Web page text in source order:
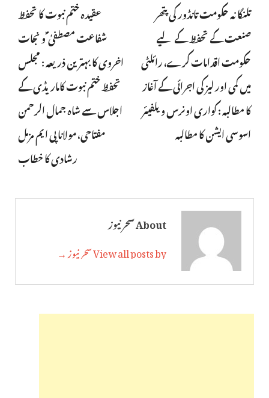
تلنگانہ حکومت تانڈور کی پتھر
صنعت کے تحفظ کے لیے
حکومت اقدامات کرے، رائلٹی
میں کمی اور لیز کی اجرائی کے آغاز
کا مطالبہ : کواری اونرس ویلفیئر
اسوسی ایشن کا مطالبہ
عقیدہ ختم نبوت کا تحفظ
شفاعت مصطفیٰ ؐ و نجات
اخروی کا بہترین ذریعہ : مجلس
تحفظ ختم نبوت کاماریڈی کے
اجلاس سے شاہ جمال الرحمن
مفتاحی، مولانا پی ایم مزمل
رشادی کا خطاب
About سحر نیوز
View all posts by سحر نیوز →